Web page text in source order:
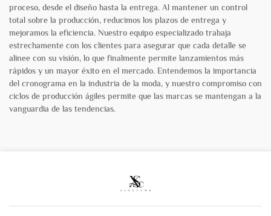
proceso, desde el diseño hasta la entrega. Al mantener un control
total sobre la producción, reducimos los plazos de entrega y
mejoramos la eficiencia. Nuestro equipo especializado trabaja
estrechamente con los clientes para asegurar que cada detalle se
alinee con su visión, lo que finalmente permite lanzamientos más
rápidos y un mayor éxito en el mercado. Entendemos la importancia
del cronograma en la industria de la moda, y nuestro compromiso con
ciclos de producción ágiles permite que las marcas se mantengan a la
vanguardia de las tendencias.